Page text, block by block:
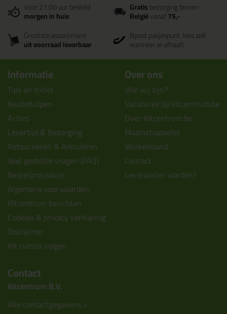
Voor 21:00 uur besteld
morgen in huis
Gratisbezorging binnen
Belgiëvanaf75,-
Grootste assortiment
uit voorraad leverbaar
Bpost pakjespunt: kies zelf
wanneer je afhaalt
Informatie
Tips en tricks
Keuzehulpen
Acties
Levertijd & Bezorging
Retourneren & Annuleren
Veel gestelde vragen (FAQ)
Bestelprocedure
Algemene voorwaarden
Kitcentrum berichten
Cookies & privacy verklaring
Disclaimer
Kit cursus volgen
Over ons
Wie wij zijn?
Vacatures bij kitcentrum.be
Over Kitcentrum.be
Maatschappelijk
Winkelmand
Contact
Leverancier worden?
Contact
Kitcentrum B.V.
Alle contactgegevens >